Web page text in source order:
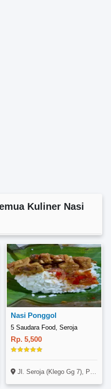
Kuliner Nasi
Nasi Ponggol
5 Saudara Food, Seroja
Rp. 5,500
Jl. Seroja (Klego Gg 7), Pekalongan Timur, Pekalongan